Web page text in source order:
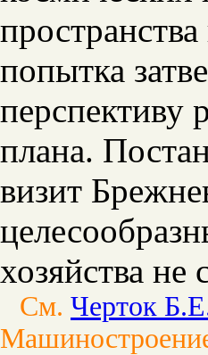
попытка
перспективу
плана.
визит
хозяйства
См. Черток